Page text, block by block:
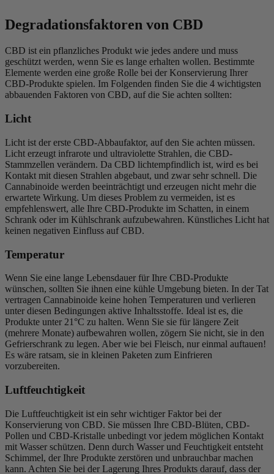
Degradationsfaktoren von CBD
CBD ist ein pflanzliches Produkt wie jedes andere und muss
geschützt werden, wenn Sie es lange erhalten wollen. Bestimmte
Elemente werden eine große Rolle bei der Konservierung Ihrer
CBD-Produkte spielen. Im Folgenden finden Sie die 4 wichtigsten
abbauenden Faktoren von CBD, auf die Sie achten sollten:
Licht
Licht ist der erste CBD-Abbaufaktor, auf den Sie achten müssen.
Licht erzeugt infrarote und ultraviolette Strahlen, die CBD-
Stammzellen verändern. Da CBD lichtempfindlich ist, wird es bei
Kontakt mit diesen Strahlen abgebaut, und zwar sehr schnell. Die
Cannabinoide werden beeinträchtigt und erzeugen nicht mehr die
erwartete Wirkung. Um dieses Problem zu vermeiden, ist es
empfehlenswert, alle Ihre CBD-Produkte im Schatten, in einem
Schrank oder im Kühlschrank aufzubewahren. Künstliches Licht hat
keinen negativen Einfluss auf CBD.
Temperatur
Wenn Sie eine lange Lebensdauer für Ihre CBD-Produkte
wünschen, sollten Sie ihnen eine kühle Umgebung bieten. In der Tat
vertragen Cannabinoide keine hohen Temperaturen und verlieren
unter diesen Bedingungen aktive Inhaltsstoffe. Ideal ist es, die
Produkte unter 21°C zu halten. Wenn Sie sie für längere Zeit
(mehrere Monate) aufbewahren wollen, zögern Sie nicht, sie in den
Gefrierschrank zu legen. Aber wie bei Fleisch, nur einmal auftauen!
Es wäre ratsam, sie in kleinen Paketen zum Einfrieren
vorzubereiten.
Luftfeuchtigkeit
Die Luftfeuchtigkeit ist ein sehr wichtiger Faktor bei der
Konservierung von CBD. Sie müssen Ihre CBD-Blüten, CBD-
Pollen und CBD-Kristalle unbedingt vor jedem möglichen Kontakt
mit Wasser schützen. Denn durch Wasser und Feuchtigkeit entsteht
Schimmel, der Ihre Produkte zerstören und unbrauchbar machen
kann. Achten Sie bei der Lagerung Ihres Produkts darauf, dass der